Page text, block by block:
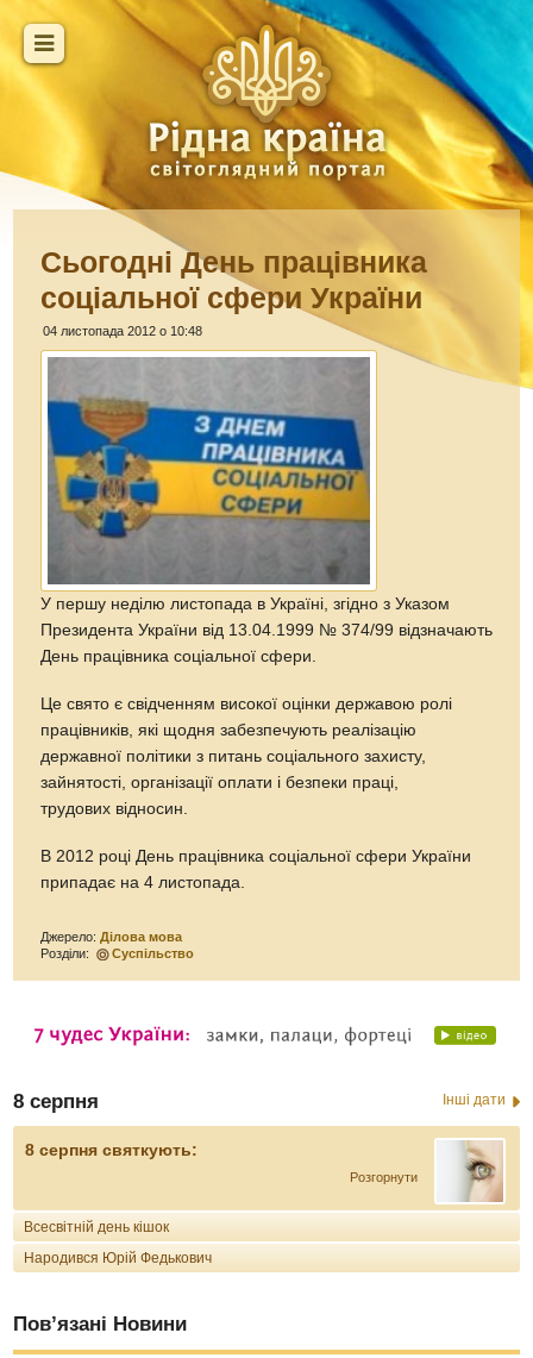
Сьогодні День працівника
соціальної сфери України
04 листопада 2012 о 10:48
У першу неділю листопада в Україні, згідно з Указом
Президента України від 13.04.1999 № 374/99 відзначають
День працівника соціальної сфери.
Це свято є свідченням високої оцінки державою ролі
працівників, які щодня забезпечують реалізацію
державної політики з питань соціального захисту,
зайнятості, організації оплати і безпеки праці,
трудових відносин.
В 2012 році День працівника соціальної сфери України
припадає на 4 листопада.
Джерело:Ділова мова
Розділи:
Суспільство
8 серпня Інші дати
8 серпня святкують:
Розгорнути
Всесвітній день кішок
Народився Юрій Федькович
Пов’язані Новини